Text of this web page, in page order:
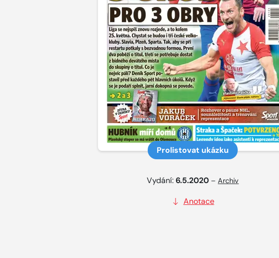
Prolistovat ukázku
Vydání:6.5.2020 –Archiv
Anotace